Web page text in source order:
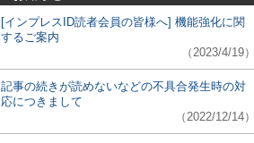
[インプレスID読者会員の皆様へ] 機能強化に関
するご案内
（2023/4/19）
記事の続きが読めないなどの不具合発生時の対
応につきまして
（2022/12/14）